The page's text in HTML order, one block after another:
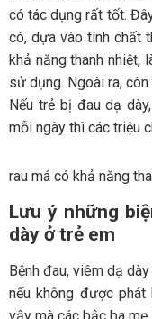
có tác dụng rất tốt.
có, dựa vào tính chất
khả năng thanh nhiệt,
sử dụng. Ngoài ra,
Nếu trẻ bị đau dạ
mỗi ngày thì các triệu
rau má có khả năng
Lưu ý những
dày ở trẻ em
Bệnh đau, viêm dạ
nếu không được